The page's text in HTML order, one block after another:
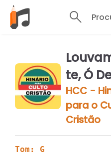
te, Ó
HCC -
para o
Cristão
Tom: G